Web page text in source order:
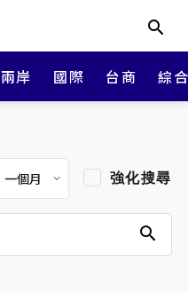
兩岸 國際 台商 綜
強化搜尋